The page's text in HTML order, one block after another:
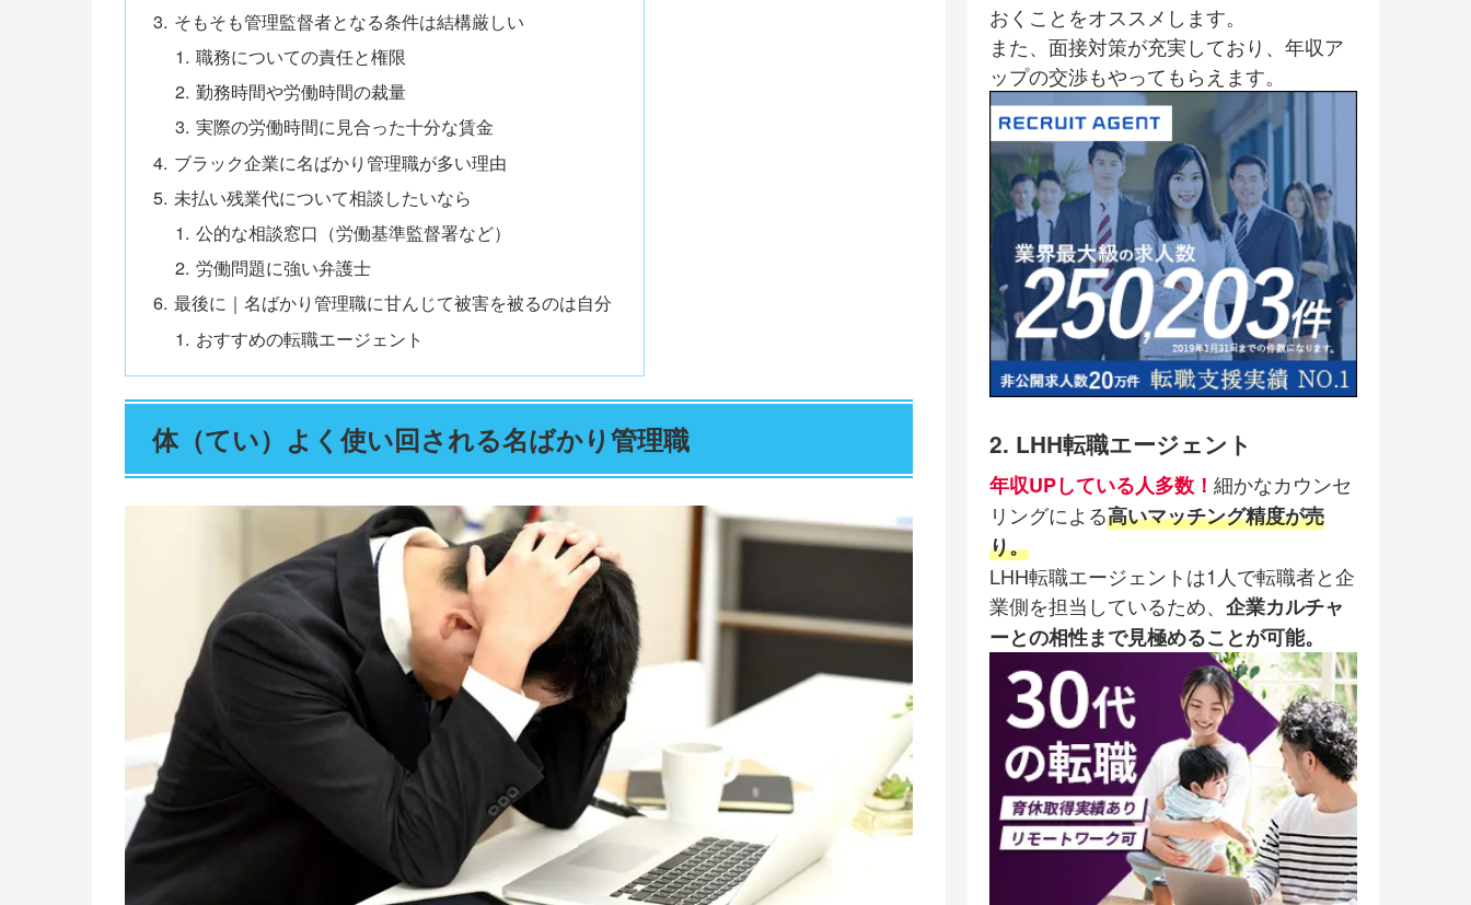
そもそも管理監督者となる条件は結構厳しい
職務についての責任と権限
勤務時間や労働時間の裁量
実際の労働時間に見合った十分な賃金
ブラック企業に名ばかり管理職が多い理由
未払い残業代について相談したいなら
公的な相談窓口（労働基準監督署など）
労働問題に強い弁護士
最後に｜名ばかり管理職に甘んじて被害を被るのは自分
おすすめの転職エージェント
体（てい）よく使い回される名ばかり管理職
おくことをオススメします。
また、面接対策が充実しており、年収ア
ップの交渉もやってもらえます。
2. LHH転職エージェント
年収UPしている人多数！ 細かなカウンセ
リングによる高いマッチング精度が売
り。
LHH転職エージェントは1人で転職者と企
業側を担当しているため、 企業カルチャ
ーとの相性まで見極めることが可能。